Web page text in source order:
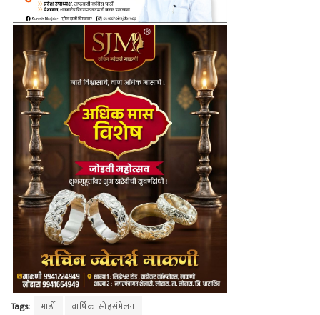
Tags: मार्डी वार्षिक स्नेहसंमेलन